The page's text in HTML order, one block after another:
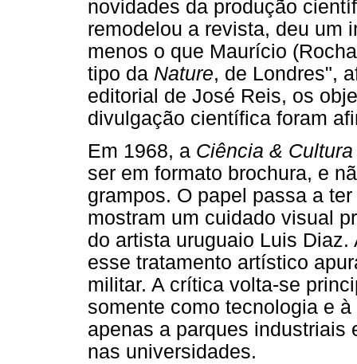
novidades da produção
remodelou a revista, deu um
menos o que Maurício
tipo da Nature, de Londres",
editorial de José Reis, os
divulgação científica foram
Em 1968, a Ciência & Cultura
ser em formato brochura, e
grampos. O papel passa a
mostram um cuidado visual
do artista uruguaio Luis
esse tratamento artístico
militar. A crítica volta-se
somente como tecnologia e
apenas a parques industriais
nas universidades.